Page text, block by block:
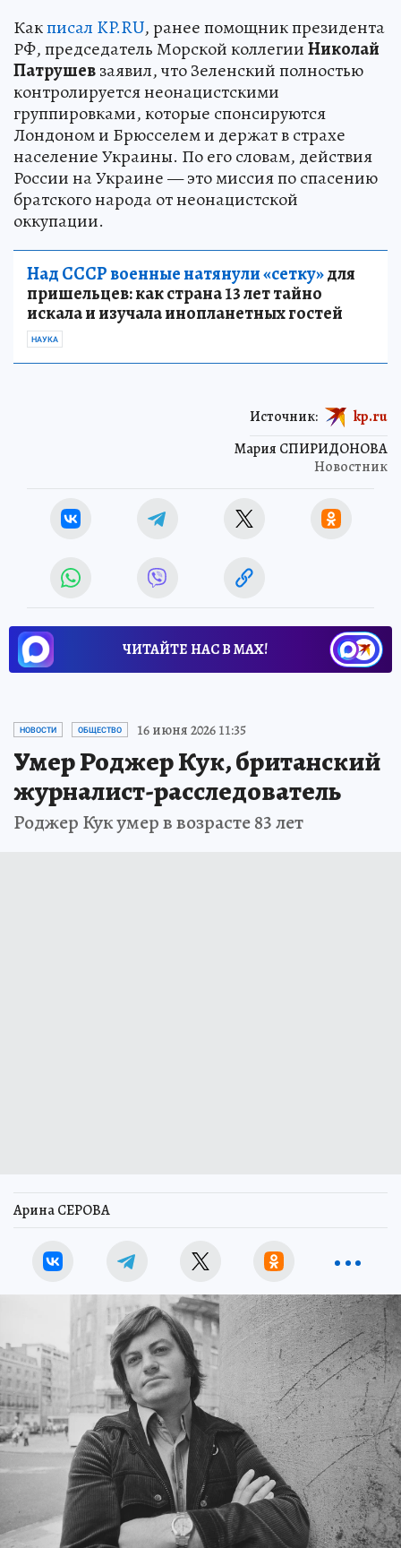
Какписал KP.RU, ранее помощник президента
РФ, председатель Морской коллегииНиколай
Патрушевзаявил, что Зеленский полностью
контролируется неонацистскими
группировками, которые спонсируются
Лондоном и Брюсселем и держат в страхе
население Украины. По его словам, действия
России на Украине — это миссия по спасению
братского народа от неонацистской
оккупации.
Над СССР военные натянули «сетку»для
пришельцев: как страна 13 лет тайно
искала и изучала инопланетных гостей
НАУКА
Мария СПИРИДОНОВА
Новостник
Источник: kp.ru
ЧИТАЙТЕ НАС В МАХ!
НОВОСТИ ОБЩЕСТВО 16 июня 2026 11:35
Умер Роджер Кук, британский
журналист-расследователь
Роджер Кук умер в возрасте 83 лет
Арина СЕРОВА